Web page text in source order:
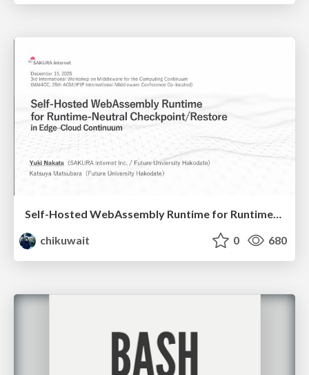
Self-Hosted WebAssembly Runtime for Runtime-Neutral Checkpoint/Restore in Edge–Cloud Continuum
chikuwait
0 680